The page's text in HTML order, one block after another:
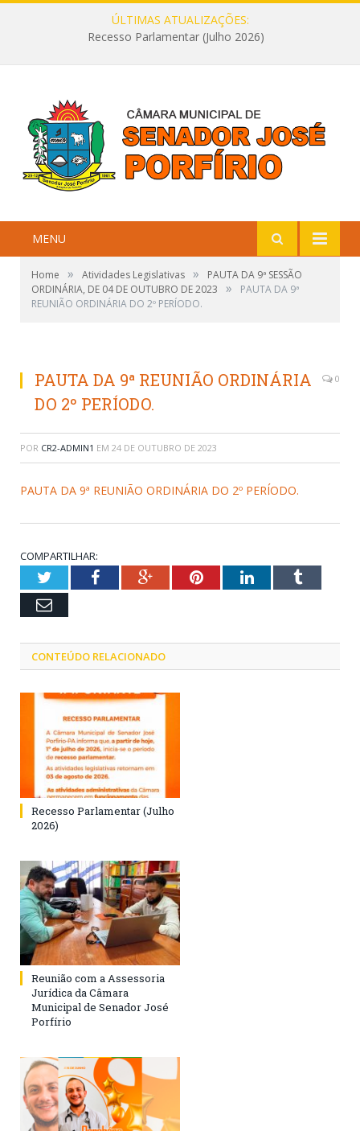
ÚLTIMAS ATUALIZAÇÕES:
Recesso Parlamentar (Julho 2026)
MENU
Home » Atividades Legislativas »
PAUTA DA 9ª SESSÃO
ORDINÁRIA, DE 04 DE OUTUBRO DE 2023
»
PAUTA DA 9ª
REUNIÃO ORDINÁRIA DO 2º PERÍODO.
PAUTA DA 9ª REUNIÃO ORDINÁRIA
DO 2º PERÍODO.
0
POR CR2-ADMIN1 EM 24 DE OUTUBRO DE 2023
PAUTA DA 9ª REUNIÃO ORDINÁRIA DO 2º PERÍODO.
COMPARTILHAR:
TwitterFacebookGoogle+PinterestLinkedInTumblr
Email
CONTEÚDO RELACIONADO
Recesso Parlamentar (Julho
2026)
Reunião com a Assessoria
Jurídica da Câmara
Municipal de Senador José
Porfírio